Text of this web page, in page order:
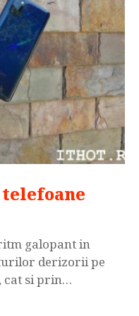
galopant in
derizorii pe
cat si prin
de telefoane